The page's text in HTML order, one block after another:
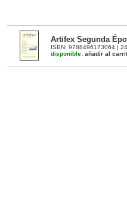
Artifex Segunda
ISBN: 9788496173064 |
disponible: añadir al